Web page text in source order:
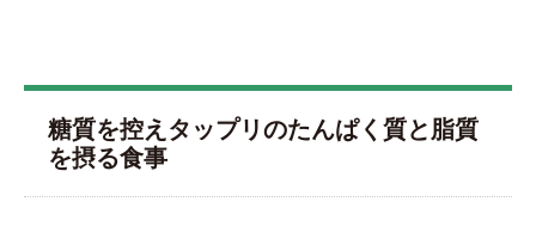
糖質を控えタップリのたんぱく質と脂質
を摂る食事